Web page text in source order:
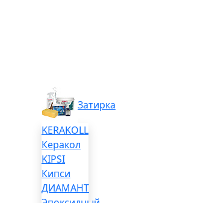
Затирка
KERAKOLL
Керакол
KIPSI
Кипси
ДИАМАНТ